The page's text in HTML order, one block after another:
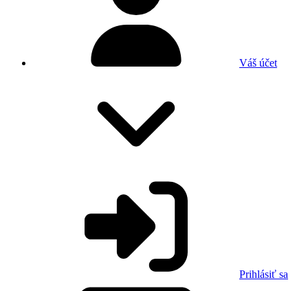
Váš účet
Prihlásiť sa